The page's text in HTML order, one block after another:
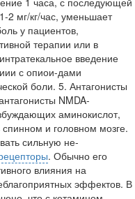
2 мг/кг/час, уменьшает
у пациентов,
терапии или в
введение
с опиои-дами
боли. 5. Антагонисты
NMDA-
аминокислот,
и головном мозге.
сильную не­
. Обычно его
влияния на
эффектов. В